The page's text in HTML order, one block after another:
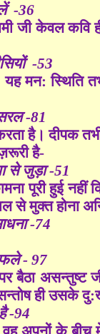
-36
जी केवल
-53
मन: स्थिति
-81
है। दीपक
है-
से जुड़ा -51
पूरी हुई नहीं
मुक्त होना
-74
फले - 97
बैठा असन्तुष्ट
ही उसके
-94